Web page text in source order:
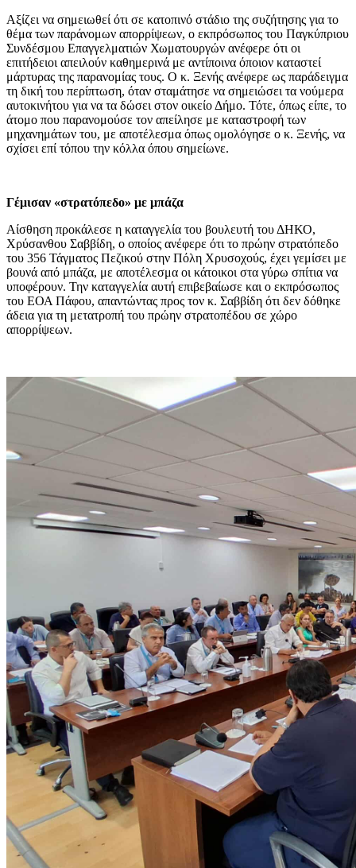
Αξίζει να σημειωθεί ότι σε κατοπινό στάδιο της συζήτησης για το
θέμα των παράνομων απορρίψεων, ο εκπρόσωπος του Παγκύπριου
Συνδέσμου Επαγγελματιών Χωματουργών ανέφερε ότι οι
επιτήδειοι απειλούν καθημερινά με αντίποινα όποιον καταστεί
μάρτυρας της παρανομίας τους. Ο κ. Ξενής ανέφερε ως παράδειγμα
τη δική του περίπτωση, όταν σταμάτησε να σημειώσει τα νούμερα
αυτοκινήτου για να τα δώσει στον οικείο Δήμο. Τότε, όπως είπε, το
άτομο που παρανομούσε τον απείλησε με καταστροφή των
μηχανημάτων του, με αποτέλεσμα όπως ομολόγησε ο κ. Ξενής, να
σχίσει επί τόπου την κόλλα όπου σημείωνε.
Γέμισαν «στρατόπεδο» με μπάζα
Αίσθηση προκάλεσε η καταγγελία του βουλευτή του ΔΗΚΟ,
Χρύσανθου Σαββίδη, ο οποίος ανέφερε ότι το πρώην στρατόπεδο
του 356 Τάγματος Πεζικού στην Πόλη Χρυσοχούς, έχει γεμίσει με
βουνά από μπάζα, με αποτέλεσμα οι κάτοικοι στα γύρω σπίτια να
υποφέρουν. Την καταγγελία αυτή επιβεβαίωσε και ο εκπρόσωπος
του ΕΟΑ Πάφου, απαντώντας προς τον κ. Σαββίδη ότι δεν δόθηκε
άδεια για τη μετατροπή του πρώην στρατοπέδου σε χώρο
απορρίψεων.